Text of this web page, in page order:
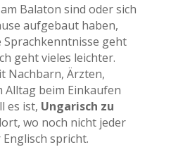
Balaton sind oder sich
aufgebaut haben,
Sprachkenntnisse geht
geht vieles leichter.
Nachbarn, Ärzten,
beim Einkaufen
es ist, Ungarisch zu
wo noch nicht jeder
spricht.